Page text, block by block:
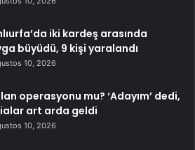
iki kardeş arasında
büyüdü, 9 kişi yaralandı
10, 2026
operasyonu mu? ‘Adayım’ dedi,
art arda geldi
10, 2026